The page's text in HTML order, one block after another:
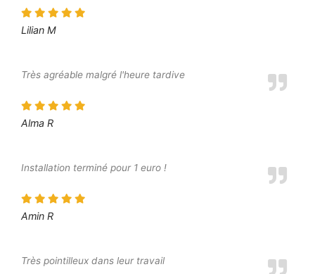
Lilian M
Très agréable malgré l'heure tardive
Alma R
Installation terminé pour 1 euro !
Amin R
Très pointilleux dans leur travail